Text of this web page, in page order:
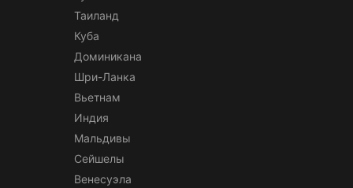
Таиланд
Куба
Доминикана
Шри-Ланка
Вьетнам
Индия
Мальдивы
Сейшелы
Венесуэла